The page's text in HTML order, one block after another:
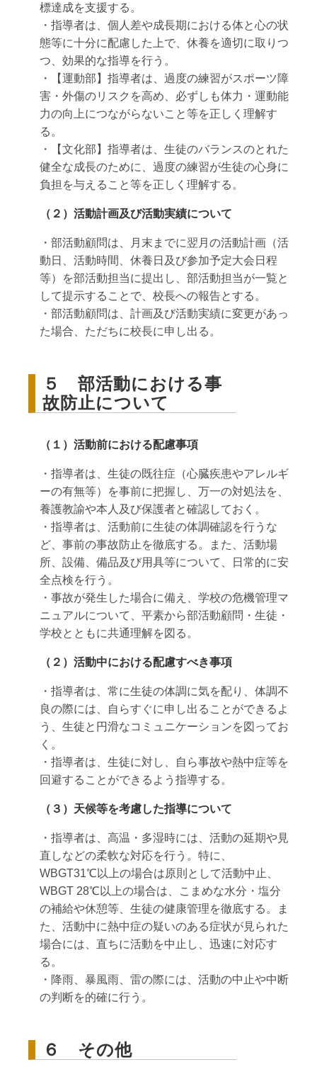
標達成を支援する。
・指導者は、個人差や成長期における体と心の状
態等に十分に配慮した上で、休養を適切に取りつ
つ、効果的な指導を行う。
・【運動部】指導者は、過度の練習がスポーツ障
害・外傷のリスクを高め、必ずしも体力・運動能
力の向上につながらないこと等を正しく理解す
る。
・【文化部】指導者は、生徒のバランスのとれた
健全な成長のために、過度の練習が生徒の心身に
負担を与えること等を正しく理解する。
（２）活動計画及び活動実績について
・部活動顧問は、月末までに翌月の活動計画（活
動日、活動時間、休養日及び参加予定大会日程
等）を部活動担当に提出し、部活動担当が一覧と
して提示することで、校長への報告とする。
・部活動顧問は、計画及び活動実績に変更があっ
た場合、ただちに校長に申し出る。
５ 部活動における事
故防止について
（１）活動前における配慮事項
・指導者は、生徒の既往症（心臓疾患やアレルギ
ーの有無等）を事前に把握し、万一の対処法を、
養護教諭や本人及び保護者と確認しておく。
・指導者は、活動前に生徒の体調確認を行うな
ど、事前の事故防止を徹底する。また、活動場
所、設備、備品及び用具等について、日常的に安
全点検を行う。
・事故が発生した場合に備え、学校の危機管理マ
ニュアルについて、平素から部活動顧問・生徒・
学校とともに共通理解を図る。
（２）活動中における配慮すべき事項
・指導者は、常に生徒の体調に気を配り、体調不
良の際には、自らすぐに申し出ることができるよ
う、生徒と円滑なコミュニケーションを図ってお
く。
・指導者は、生徒に対し、自ら事故や熱中症等を
回避することができるよう指導する。
（３）天候等を考慮した指導について
・指導者は、高温・多湿時には、活動の延期や見
直しなどの柔軟な対応を行う。特に、
WBGT31℃以上の場合は原則として活動中止、
WBGT 28℃以上の場合は、こまめな水分・塩分
の補給や休憩等、生徒の健康管理を徹底する。ま
た、活動中に熱中症の疑いのある症状が見られた
場合には、直ちに活動を中止し、迅速に対応す
る。
・降雨、暴風雨、雷の際には、活動の中止や中断
の判断を的確に行う。
６ その他